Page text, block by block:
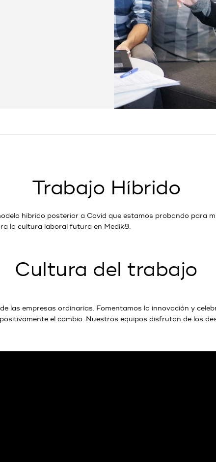
Trabajo Híbrido
híbrido posterior a Covid que estamos probando para
la cultura laboral futura en Medik8.
Cultura del trabajo
las empresas ordinarias. Fomentamos la innovación y
el cambio. Nuestros equipos disfrutan de los